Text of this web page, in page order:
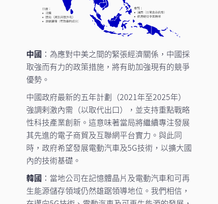
中國 ：為應對中美之間的緊張經濟關係，中國採
取強而有力的政策措施，將有助加強現有的競爭
優勢。
中國政府最新的五年計劃（2021年至2025年）
強調剌激內需（以取代出口），並支持重點戰略
性科技產業創新。這意味著當局將繼續專注發展
其先進的電子商貿及互聯網平台實力。與此同
時，政府希望發展電動汽車及5G技術，以擴大國
內的技術基礎。
韓國 ：當地公司在記憶體晶片及電動汽車和可再
生能源儲存領域仍然雄踞領導地位。我們相信，